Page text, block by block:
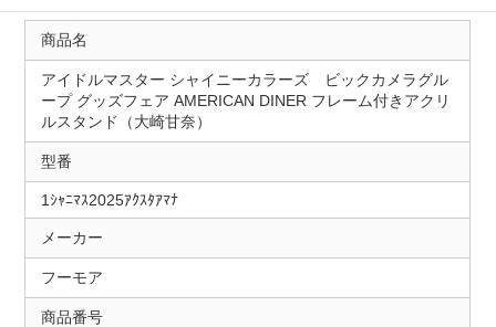
商品名
アイドルマスター シャイニーカラーズ ビックカメラグル
ープ グッズフェア AMERICAN DINER フレーム付きアクリ
ルスタンド（大崎甘奈）
型番
1ｼｬﾆﾏｽ2025ｱｸｽﾀｱﾏﾅ
メーカー
フーモア
商品番号